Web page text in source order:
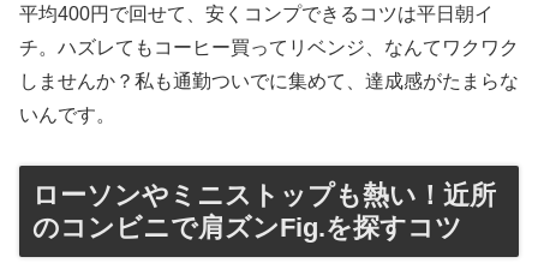
平均400円で回せて、安くコンプできるコツは平日朝イ
チ。ハズレてもコーヒー買ってリベンジ、なんてワクワク
しませんか？私も通勤ついでに集めて、達成感がたまらな
いんです。
ローソンやミニストップも熱い！近所
のコンビニで肩ズンFig.を探すコツ